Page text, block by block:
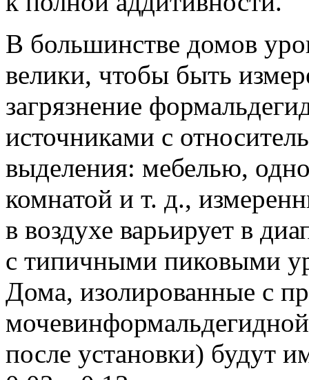
В большинстве домов
велики, чтобы быть
загрязнение
источниками с
выделения: мебелью,
комнатой и т. д.,
в воздухе варьирует в
с типичными пиковыми
Дома, изолированные с
после установки) будут